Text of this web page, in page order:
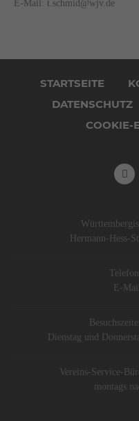
E-Mail: t.schmid@wjv.de
überspringenSTARTSEITE
DATENSCHUTZ
COOKIE-
Hermann-Hess-
E-
Dienstag und
Vereins-Service-
montags